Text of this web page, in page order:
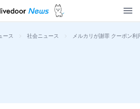
ース > 社会ニュース > メルカリが謝罪 クーポン